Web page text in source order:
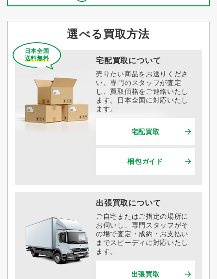
選べる買取方法
宅配買取について
日本全国
送料無料
売りたい商品をお送りくださ
い。専門のスタッフが査定
し、買取価格をご連絡いたし
ます。日本全国に対応いたし
ます。
宅配買取
梱包ガイド
出張買取について
ご自宅またはご指定の場所に
お伺いし、専門スタッフがそ
の場で査定・成約・お支払い
までスピーディに対応いたし
ます。
出張買取